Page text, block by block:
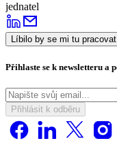
jednatel
Líbilo by se mi tu pracovat
Přihlaste se k newsletteru a
Přihlásit k odběru